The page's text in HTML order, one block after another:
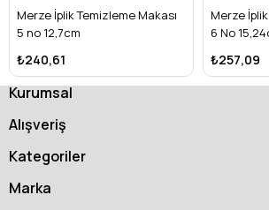
Merze İplik Temizleme Makası
5 no 12,7cm
₺240,61
Merze
6 No
₺257,09
Kurumsal
Alışveriş
Kategoriler
Marka